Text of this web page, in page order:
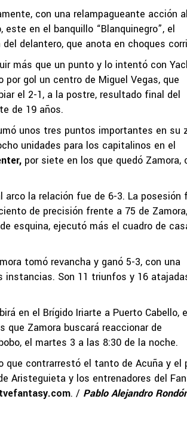
con una relampagueante acción
en el banquillo “Blanquinegro”, el
delantero, que anota en choques
más que un punto y lo intentó con
gol un centro de Miguel Vegas, que
el 2-1, a la postre, resultado final del
de 19 años.
unos tres puntos importantes en su
unidades para los capitalinos en el
por siete en los que quedó Zamora,
la relación fue de 6-3. La posesión
de precisión frente a 75 de
esquina, ejecutó más el cuadro de
tomó revancha y ganó 5-3, con una
instancias. Son 11 triunfos y 16
en el Brígido Iriarte a Puerto Cabello,
que Zamora buscará reaccionar de
el martes 3 a las 8:30 de la noche.
que contrarrestó el tanto de Acuña y el
Aristeguieta y los entrenadores del
. / Pablo Alejandro